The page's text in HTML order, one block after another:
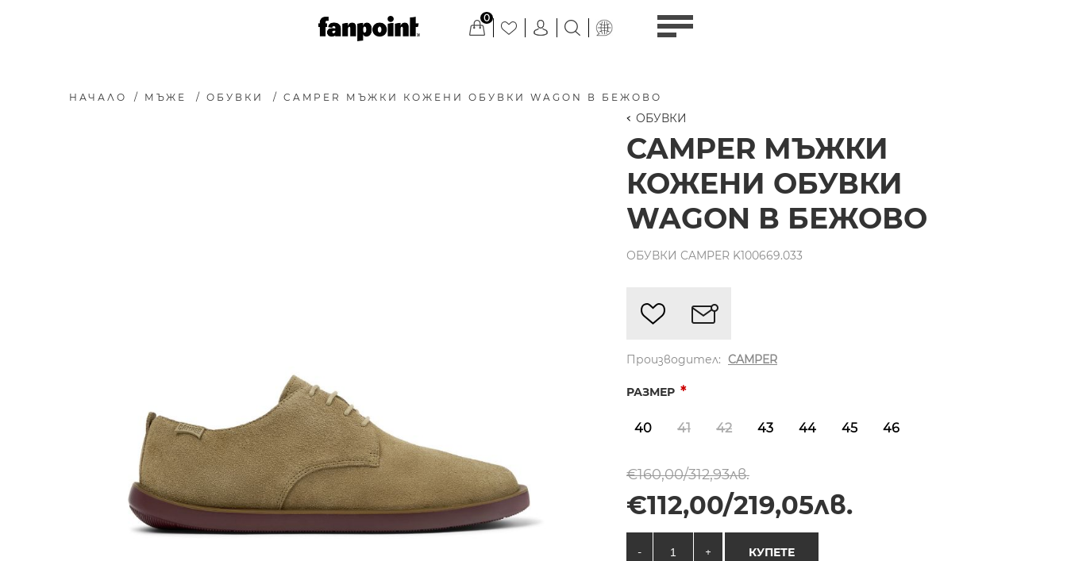
0
НАЧАЛО / МЪЖЕ / ОБУВКИ / CAMPER МЪЖКИ КОЖЕНИ ОБУВКИ WAGON В БЕЖОВО
ОБУВКИ
CAMPER МЪЖКИ
КОЖЕНИ ОБУВКИ
WAGON В БЕЖОВО
ОБУВКИ CAMPER K100669.033
Производител: CAMPER
РАЗМЕР *
40 41 42 43 44 45 46
€160,00/312,93лв.
€112,00/219,05лв.
- + КУПЕТЕ